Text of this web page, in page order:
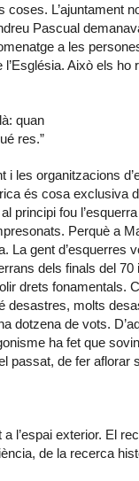
coses. L’ajuntament
Pascual
a les
Això els ho
quan
res.”
i les organitzacions
és cosa exclusiva
principi fou
Perquè a
La gent d’esquerres
dels finals del
drets fonamentals.
desastres, molts
dotzena de vots.
ha fet que
passat, de fer aflorar
l’espai exterior. El
de la recerca